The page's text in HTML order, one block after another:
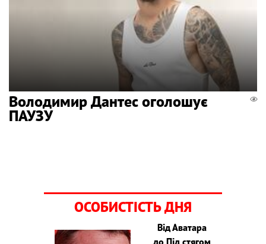
Володимир Дантес оголошує
ПАУЗУ
ОСОБИСТІСТЬ ДНЯ
Від Аватара
до Під стягом